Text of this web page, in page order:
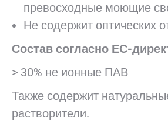
превосходные моющие
Не содержит оптических
Состав согласно ЕС-
> 30% не ионные ПАВ
Также содержит
растворители.